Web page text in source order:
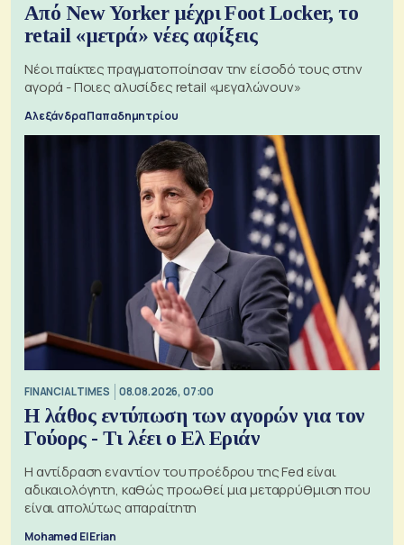
Από New Yorker μέχρι Foot Locker, το
retail «μετρά» νέες αφίξεις
Νέοι παίκτες πραγματοποίησαν την είσοδό τους στην
αγορά - Ποιες αλυσίδες retail «μεγαλώνουν»
Αλεξάνδρα Παπαδημητρίου
FINANCIAL TIMES 08.08.2026, 07:00
Η λάθος εντύπωση των αγορών για τον
Γούορς - Τι λέει ο Ελ Εριάν
Η αντίδραση εναντίον του προέδρου της Fed είναι
αδικαιολόγητη, καθώς προωθεί μια μεταρρύθμιση που
είναι απολύτως απαραίτητη
Mohamed El Erian